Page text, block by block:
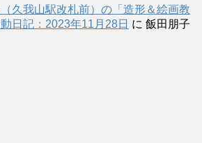
久我山駅改札前）の「造形＆絵画教
日記：2023年11月28日 に 飯田朋子